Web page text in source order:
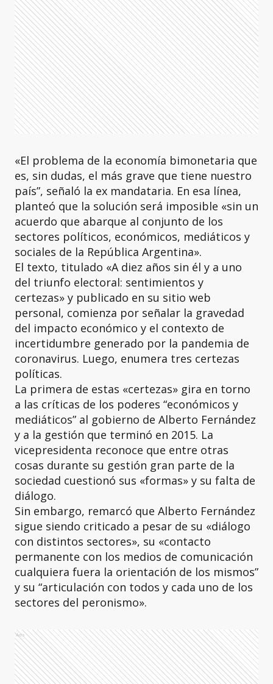
«El problema de la economía bimonetaria que
es, sin dudas, el más grave que tiene nuestro
país”, señaló la ex mandataria. En esa línea,
planteó que la solución será imposible «sin un
acuerdo que abarque al conjunto de los
sectores políticos, económicos, mediáticos y
sociales de la República Argentina».
El texto, titulado «A diez años sin él y a uno
del triunfo electoral: sentimientos y
certezas» y publicado en su sitio web
personal, comienza por señalar la gravedad
del impacto económico y el contexto de
incertidumbre generado por la pandemia de
coronavirus. Luego, enumera tres certezas
políticas.
La primera de estas «certezas» gira en torno
a las críticas de los poderes “económicos y
mediáticos” al gobierno de Alberto Fernández
y a la gestión que terminó en 2015. La
vicepresidenta reconoce que entre otras
cosas durante su gestión gran parte de la
sociedad cuestionó sus «formas» y su falta de
diálogo.
Sin embargo, remarcó que Alberto Fernández
sigue siendo criticado a pesar de su «diálogo
con distintos sectores», su «contacto
permanente con los medios de comunicación
cualquiera fuera la orientación de los mismos”
y su “articulación con todos y cada uno de los
sectores del peronismo».
Ads